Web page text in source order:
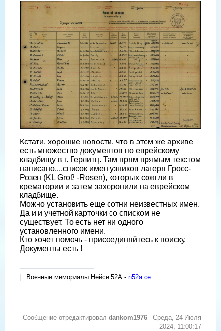
Кстати, хорошие новости, что в этом же архиве
есть множество документов по еврейскому
кладбищу в г. Герлитц. Там прям прямым текстом
написано....список имен узников лагеря Гросс-
Розен (KL Groß -Rosen), которых сожгли в
крематории и затем захоронили на еврейском
кладбище.
Можно установить еще сотни неизвестных имен.
Да и и учетной карточки со списком не
существует. То есть нет ни одного
установленного имени.
Кто хочет помочь - присоединяйтесь к поиску.
Документы есть !
Военные мемориалы Нейсе 52А - n52a.de
Сообщение отредактировал dankom1976 - Среда, 24 Июля
2024, 11:00:17